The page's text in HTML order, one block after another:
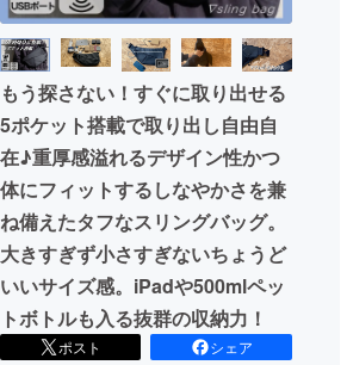
ビジネス・起業
まちづくり・地域活性化
CAMPFIRE for Social Good
CAMPFIREふるさと納税machi-ya
もう探さない！すぐに取り出せる
5ポケット搭載で取り出し自由自
在♪重厚感溢れるデザイン性かつ
体にフィットするしなやかさを兼
ね備えたタフなスリングバッグ。
大きすぎず小さすぎないちょうど
いいサイズ感。iPadや500mlペッ
トボトルも入る抜群の収納力！
ポスト
シェア